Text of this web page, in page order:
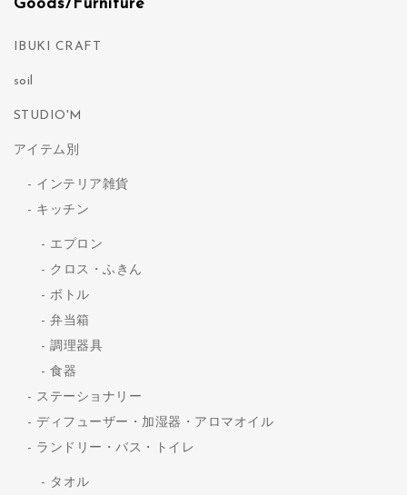
Goods/Furniture
IBUKI CRAFT
soil
STUDIO'M
アイテム別
インテリア雑貨
キッチン
エプロン
クロス・ふきん
ボトル
弁当箱
調理器具
食器
ステーショナリー
ディフューザー・加湿器・アロマオイル
ランドリー・バス・トイレ
タオル